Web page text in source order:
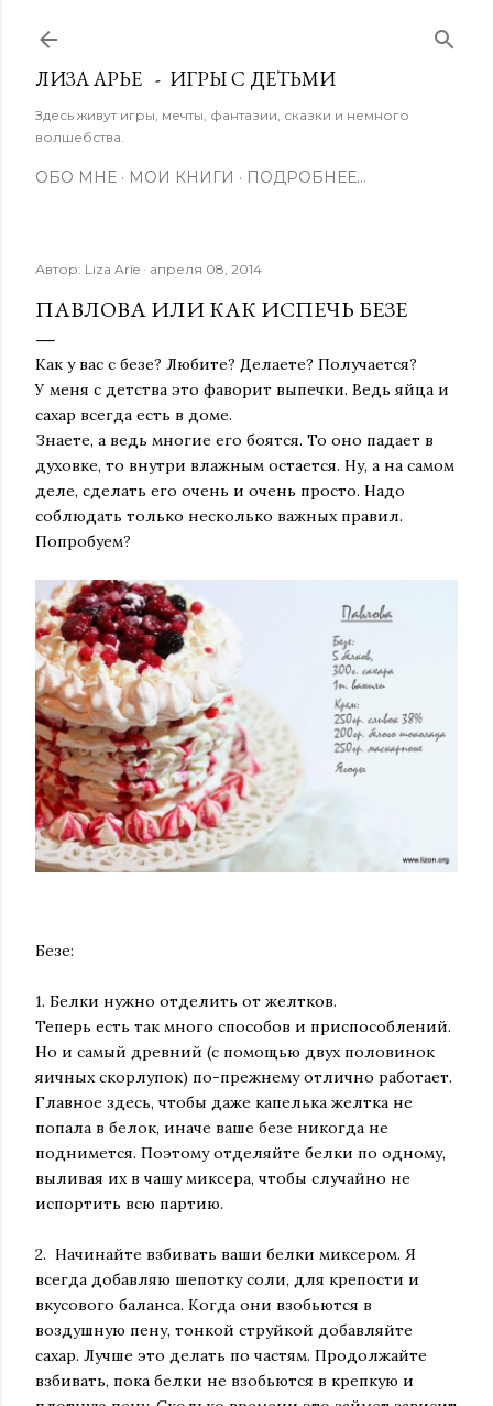
ЛИЗА АРЬЕ - ИГРЫ С ДЕТЬМИ
Здесь живут игры, мечты, фантазии, сказки и немного
волшебства.
ОБО МНЕ МОИ КНИГИ ПОДРОБНЕЕ…
Автор: Liza Arie апреля 08, 2014
ПАВЛОВА ИЛИ КАК ИСПЕЧЬ БЕЗЕ
Как у вас с безе? Любите? Делаете? Получается?
У меня с детства это фаворит выпечки. Ведь яйца и
сахар всегда есть в доме.
Знаете, а ведь многие его боятся. То оно падает в
духовке, то внутри влажным остается. Ну, а на самом
деле, сделать его очень и очень просто. Надо
соблюдать только несколько важных правил.
Попробуем?
Безе:
1. Белки нужно отделить от желтков.
Теперь есть так много способов и приспособлений.
Но и самый древний (с помощью двух половинок
яичных скорлупок) по-прежнему отлично работает.
Главное здесь, чтобы даже капелька желтка не
попала в белок, иначе ваше безе никогда не
поднимется. Поэтому отделяйте белки по одному,
выливая их в чашу миксера, чтобы случайно не
испортить всю партию.
2. Начинайте взбивать ваши белки миксером. Я
всегда добавляю шепотку соли, для крепости и
вкусового баланса. Когда они взобьются в
воздушную пену, тонкой струйкой добавляйте
сахар. Лучше это делать по частям. Продолжайте
взбивать, пока белки не взобьются в крепкую и